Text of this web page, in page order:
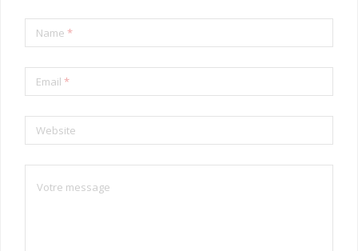
Name *
Email *
Website